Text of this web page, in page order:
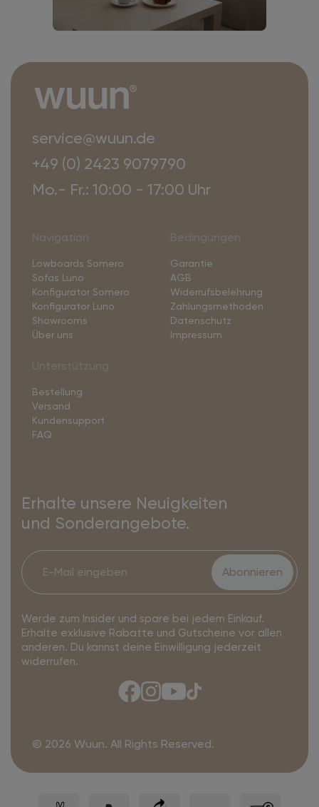
service@wuun.de
+49 (0) 2423 9079790
Mo.- Fr.: 10:00 - 17:00 Uhr
Lowboards Somero
Sofas Luno
Konfigurator Somero
Konfigurator Luno
Showrooms
Über uns
Garantie
AGB
Widerrufsbelehrung
Zahlungsmethoden
Datenschutz
Impressum
Bestellung
Versand
Kundensupport
FAQ
Erhalte unsere Neuigkeiten
und Sonderangebote.
Abonnieren
Werde zum Insider und spare bei jedem Einkauf.
Erhalte exklusive Rabatte und Gutscheine vor allen
anderen. Du kannst deine Einwilligung jederzeit
widerrufen.
© 2026 Wuun. All Rights Reserved.